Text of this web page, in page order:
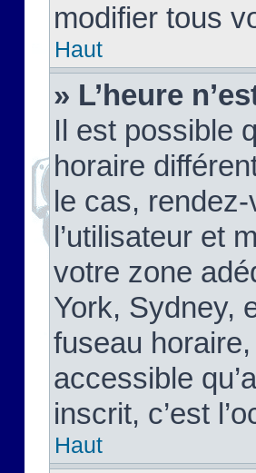
modifier tous
Haut
» L’heure
Il est possible
horaire
le cas,
l’utilisateur et
votre zone
York, Sydney,
fuseau
accessible
inscrit, c’est
Haut